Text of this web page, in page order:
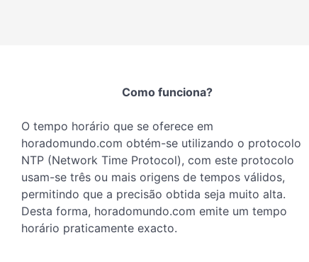
Como funciona?
O tempo horário que se oferece em
horadomundo.com obtém-se utilizando o protocolo
NTP (Network Time Protocol), com este protocolo
usam-se três ou mais origens de tempos válidos,
permitindo que a precisão obtida seja muito alta.
Desta forma, horadomundo.com emite um tempo
horário praticamente exacto.